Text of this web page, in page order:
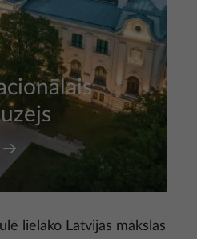
lielāko Latvijas mākslas